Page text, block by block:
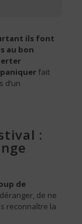
ils font
au bon
fait
d’un
:
de
de ne
reconnaître la